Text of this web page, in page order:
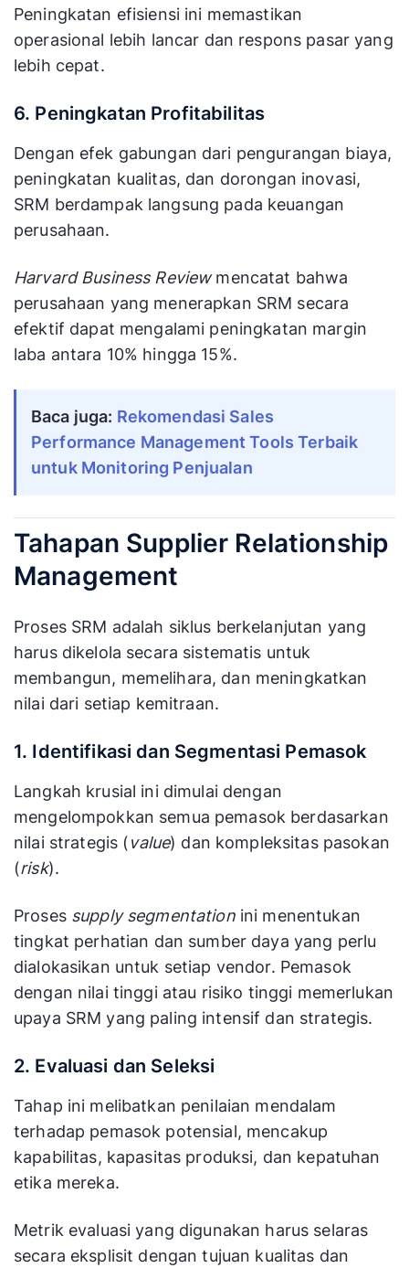
Peningkatan efisiensi ini memastikan
operasional lebih lancar dan respons pasar yang
lebih cepat.
6. Peningkatan Profitabilitas
Dengan efek gabungan dari pengurangan biaya,
peningkatan kualitas, dan dorongan inovasi,
SRM berdampak langsung pada keuangan
perusahaan.
Harvard Business Reviewmencatat bahwa
perusahaan yang menerapkan SRM secara
efektif dapat mengalami peningkatan margin
laba antara 10% hingga 15%.
Baca juga: Rekomendasi Sales
Performance Management Tools Terbaik
untuk Monitoring Penjualan
Tahapan Supplier Relationship
Management
Proses SRM adalah siklus berkelanjutan yang
harus dikelola secara sistematis untuk
membangun, memelihara, dan meningkatkan
nilai dari setiap kemitraan.
1. Identifikasi dan Segmentasi Pemasok
Langkah krusial ini dimulai dengan
mengelompokkan semua pemasok berdasarkan
nilai strategis (value) dan kompleksitas pasokan
(risk).
Prosessupply segmentationini menentukan
tingkat perhatian dan sumber daya yang perlu
dialokasikan untuk setiap vendor. Pemasok
dengan nilai tinggi atau risiko tinggi memerlukan
upaya SRM yang paling intensif dan strategis.
2. Evaluasi dan Seleksi
Tahap ini melibatkan penilaian mendalam
terhadap pemasok potensial, mencakup
kapabilitas, kapasitas produksi, dan kepatuhan
etika mereka.
Metrik evaluasi yang digunakan harus selaras
secara eksplisit dengan tujuan kualitas dan